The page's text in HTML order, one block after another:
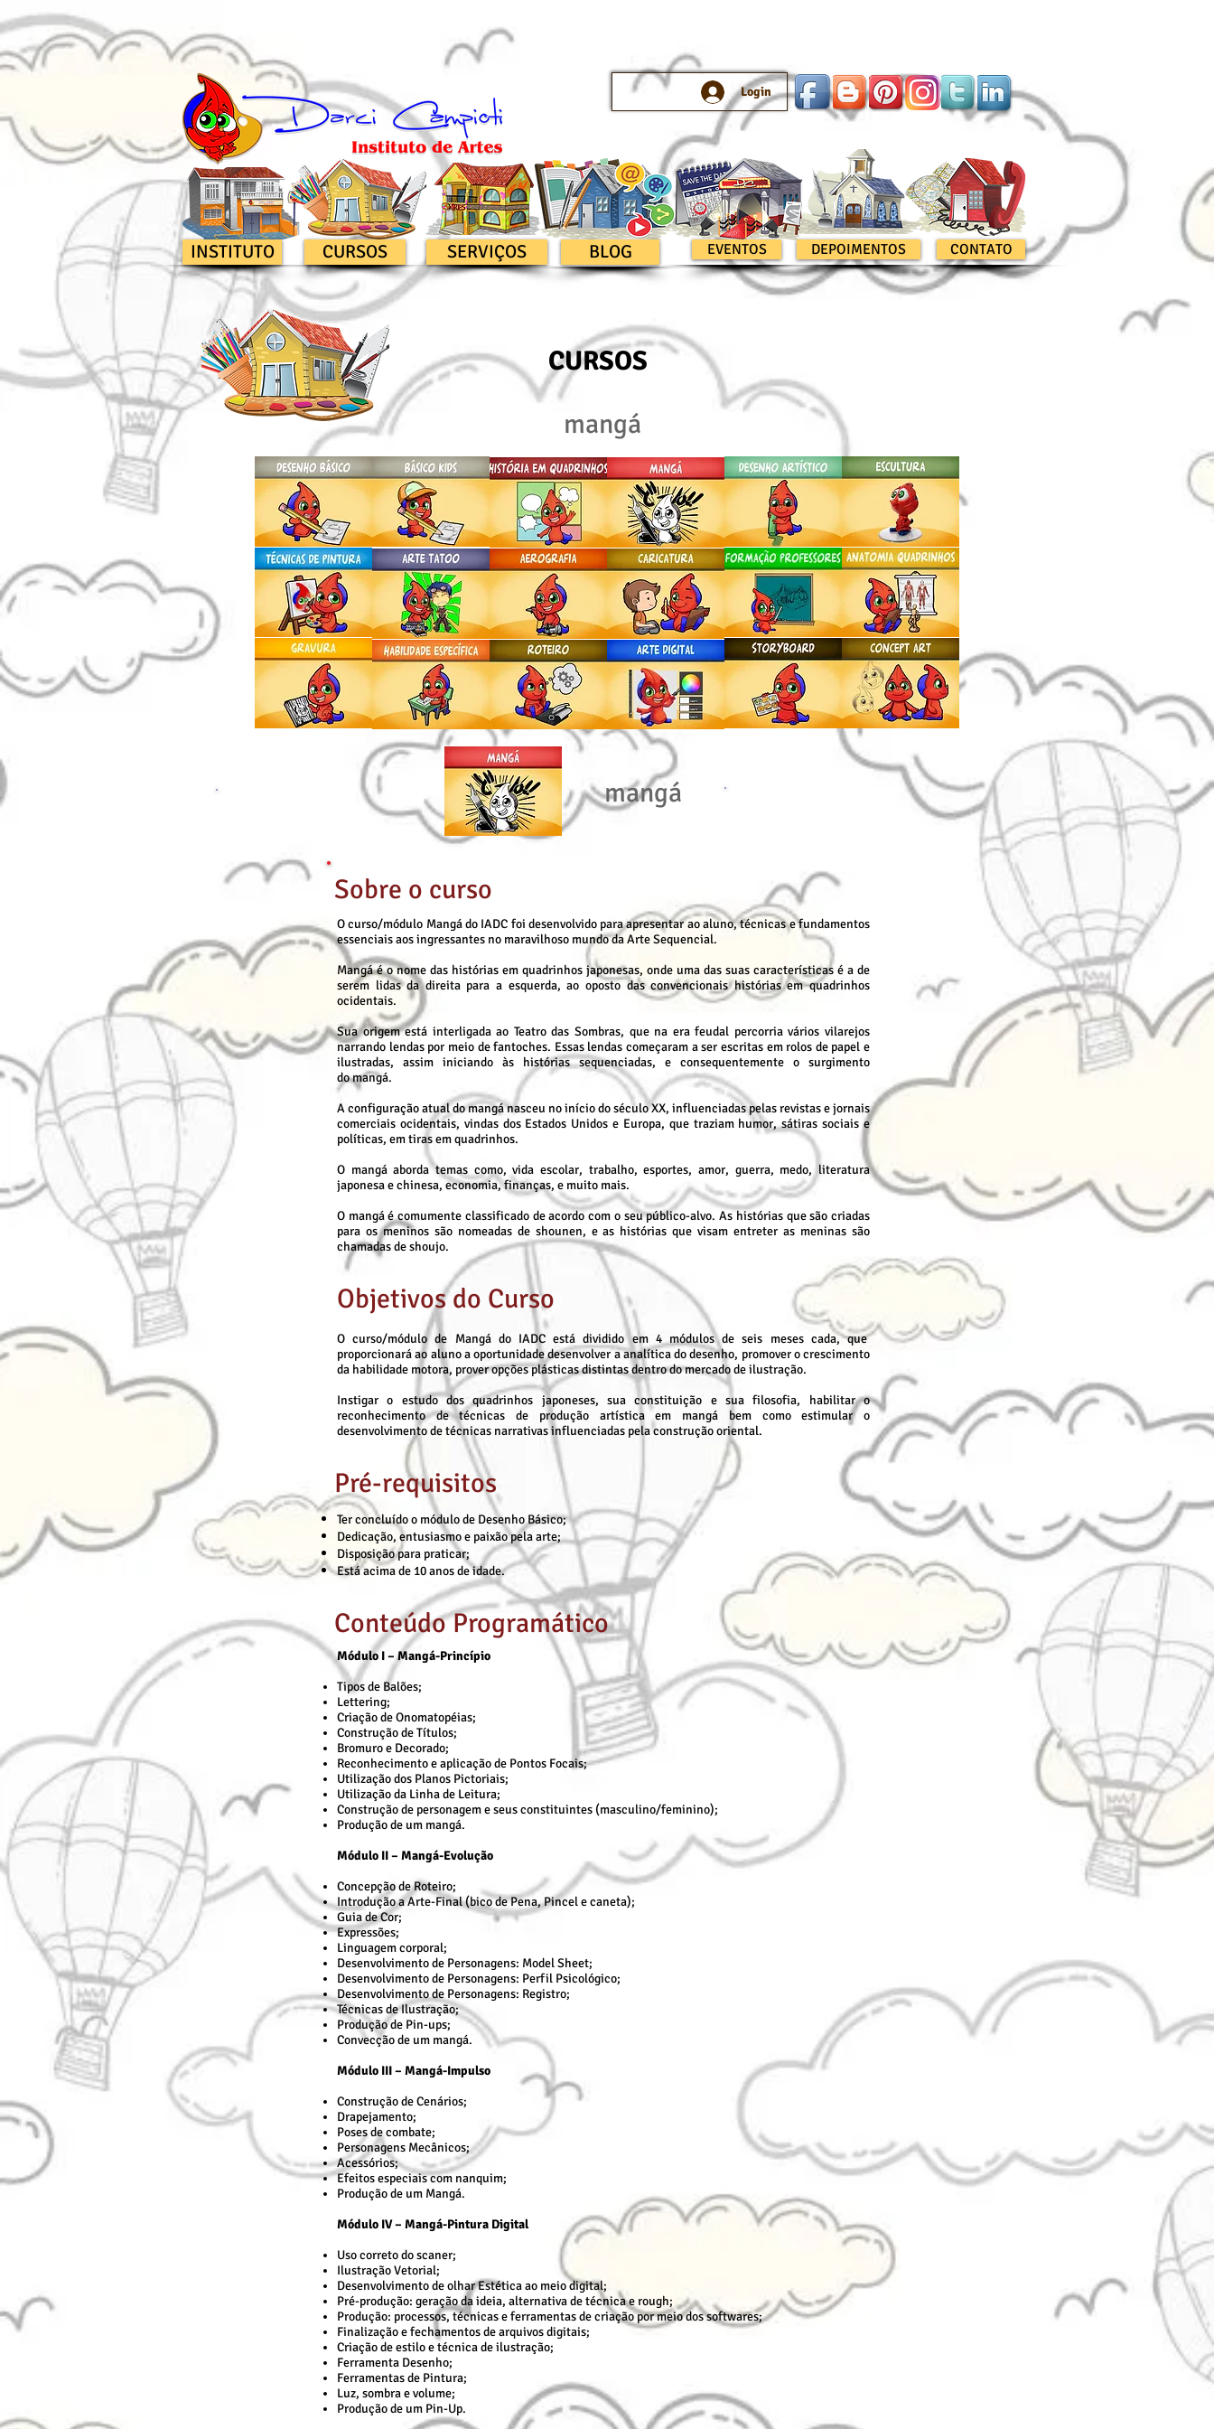
Login
INSTITUTO CURSOS SERVIÇOS BLOG EVENTOS DEPOIMENTOS CONTATO
CURSOS
mangá
mangá
Sobre o curso
O curso/módulo Mangá do IADC foi desenvolvido para apresentar ao aluno, técnicas e fundamentos
essenciais aos ingressantes no maravilhoso mundo da Arte Sequencial.
Mangá é o nome das histórias em quadrinhos japonesas, onde uma das suas características é a de
serem lidas da direita para a esquerda, ao oposto das convencionais histórias em quadrinhos
ocidentais.
Sua origem está interligada ao Teatro das Sombras, que na era feudal percorria vários vilarejos
narrando lendas por meio de fantoches. Essas lendas começaram a ser escritas em rolos de papel e
ilustradas, assim iniciando às histórias sequenciadas, e consequentemente o surgimento
do mangá.
A configuração atual do mangá nasceu no início do século XX, influenciadas pelas revistas e jornais
comerciais ocidentais, vindas dos Estados Unidos e Europa, que traziam humor, sátiras sociais e
políticas, em tiras em quadrinhos.
O mangá aborda temas como, vida escolar, trabalho, esportes, amor, guerra, medo, literatura
japonesa e chinesa, economia, finanças, e muito mais.
O mangá é comumente classificado de acordo com o seu público-alvo. As histórias que são criadas
para os meninos são nomeadas de shounen, e as histórias que visam entreter as meninas são
chamadas de shoujo.
Objetivos do Curso
O curso/módulo de Mangá do IADC está dividido em 4 módulos de seis meses cada, que
proporcionará ao aluno a oportunidade desenvolver a analítica do desenho, promover o crescimento
da habilidade motora, prover opções plásticas distintas dentro do mercado de ilustração.
Instigar o estudo dos quadrinhos japoneses, sua constituição e sua filosofia, habilitar o
reconhecimento de técnicas de produção artística em mangá bem como estimular o
desenvolvimento de técnicas narrativas influenciadas pela construção oriental.
Pré-requisitos
Ter concluído o módulo de Desenho Básico;
Dedicação, entusiasmo e paixão pela arte;
Disposição para praticar;
Está acima de 10 anos de idade.
Conteúdo Programático
Módulo I – Mangá-Princípio
Tipos de Balões;
Lettering;
Criação de Onomatopéias;
Construção de Títulos;
Bromuro e Decorado;
Reconhecimento e aplicação de Pontos Focais;
Utilização dos Planos Pictoriais;
Utilização da Linha de Leitura;
Construção de personagem e seus constituintes (masculino/feminino);
Produção de um mangá.
Módulo II – Mangá-Evolução
Concepção de Roteiro;
Introdução a Arte-Final (bico de Pena, Pincel e caneta);
Guia de Cor;
Expressões;
Linguagem corporal;
Desenvolvimento de Personagens: Model Sheet;
Desenvolvimento de Personagens: Perfil Psicológico;
Desenvolvimento de Personagens: Registro;
Técnicas de Ilustração;
Produção de Pin-ups;
Convecção de um mangá.
Módulo III – Mangá-Impulso
Construção de Cenários;
Drapejamento;
Poses de combate;
Personagens Mecânicos;
Acessórios;
Efeitos especiais com nanquim;
Produção de um Mangá.
Módulo IV – Mangá-Pintura Digital
Uso correto do scaner;
Ilustração Vetorial;
Desenvolvimento de olhar Estética ao meio digital;
Pré-produção: geração da ideia, alternativa de técnica e rough;
Produção: processos, técnicas e ferramentas de criação por meio dos softwares;
Finalização e fechamentos de arquivos digitais;
Criação de estilo e técnica de ilustração;
Ferramenta Desenho;
Ferramentas de Pintura;
Luz, sombra e volume;
Produção de um Pin-Up.